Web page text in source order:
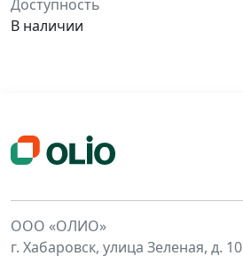
Доступность
В наличии
ООО «ОЛИО»
г. Хабаровск, улица Зеленая, д. 10